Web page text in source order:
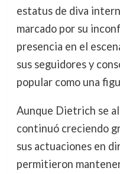
estatus de diva
marcado por su
presencia en el
sus seguidores y
popular como una
Aunque Dietrich se
continuó creciendo
sus actuaciones en
permitieron